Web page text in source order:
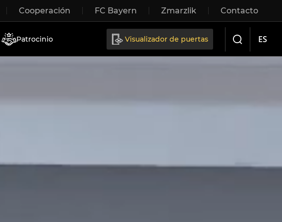
Cooperación FC Bayern Zmarzlik Contacto
Terrace doors Sliding doors
Patrocinio Visualizador de puertas ES